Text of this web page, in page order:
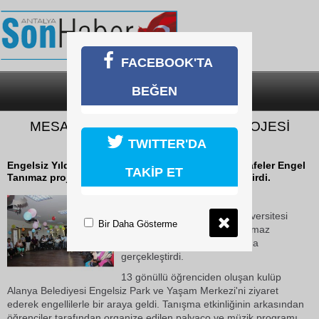
SON DAKİKA
MESAFELER ENGEL TANIMAZ PROJESİ
ALANYA’DA
Engelsiz Yıldırım Beyazıt Üniversitesi Kulübü Mesafeler Engel
Tanımaz projesinin 2. ayağını Alanya'da gerçekleştirdi.
Engelsiz Yıldırım Beyazıt Üniversitesi
Kulübü Mesafeler Engel Tanımaz
projesinin 2. ayağını Alanya'da
gerçekleştirdi.
13 gönüllü öğrenciden oluşan kulüp
Alanya Belediyesi Engelsiz Park ve Yaşam Merkezi'ni ziyaret
ederek engellilerle bir araya geldi. Tanışma etkinliğinin arkasından
FACEBOOK'TA
BEĞEN
TWITTER'DA
TAKİP ET
Bir Daha Gösterme